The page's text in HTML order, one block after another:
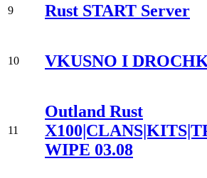
9 Rust START Server
10 VKUSNO I
11
Outland Rust
WIPE 03.08